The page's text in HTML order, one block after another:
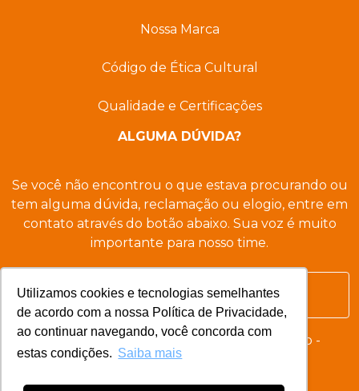
Utilizamos cookies e tecnologias semelhantes
de acordo com a nossa Política de Privacidade,
ao continuar navegando, você concorda com
estas condições. Saiba mais
Nossa Marca
Código de Ética Cultural
Qualidade e Certificações
ALGUMA DÚVIDA?
Se você não encontrou o que estava procurando ou
tem alguma dúvida, reclamação ou elogio, entre em
contato através do botão abaixo. Sua voz é muito
importante para nosso time.
Entre em contato agora
© 2026 - BILD Desenvolvimento Imobiliário -
Desenvolvido por